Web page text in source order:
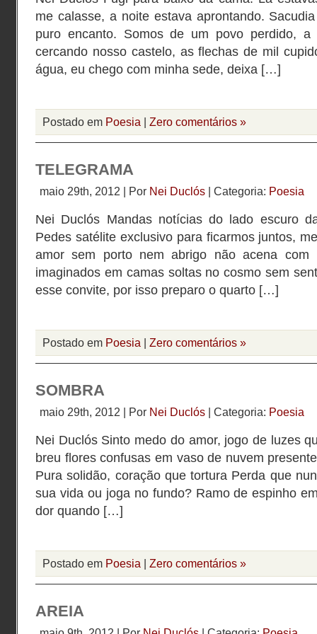
me calasse, a noite estava aprontando.
puro encanto. Somos de um povo perdido, a
cercando nosso castelo, as flechas de mil
água, eu chego com minha sede, deixa […]
Postado em Poesia | Zero comentários »
TELEGRAMA
maio 29th, 2012 | Por Nei Duclós | Categoria: Poesia
Nei Duclós Mandas notícias do lado escuro
Pedes satélite exclusivo para ficarmos juntos,
amor sem porto nem abrigo não acena com
imaginados em camas soltas no cosmo sem
esse convite, por isso preparo o quarto […]
Postado em Poesia | Zero comentários »
SOMBRA
maio 29th, 2012 | Por Nei Duclós | Categoria: Poesia
Nei Duclós Sinto medo do amor, jogo de luzes
breu flores confusas em vaso de nuvem
Pura solidão, coração que tortura Perda que
sua vida ou joga no fundo? Ramo de espinho
dor quando […]
Postado em Poesia | Zero comentários »
AREIA